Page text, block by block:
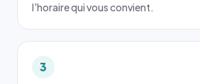
l'horaire qui vous convient.
3